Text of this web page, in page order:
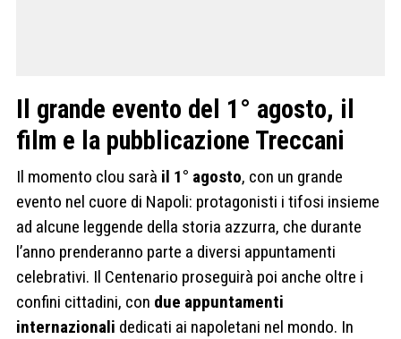
Il grande evento del 1° agosto, il
film e la pubblicazione Treccani
Il momento clou sarà il 1° agosto, con un grande
evento nel cuore di Napoli: protagonisti i tifosi insieme
ad alcune leggende della storia azzurra, che durante
l’anno prenderanno parte a diversi appuntamenti
celebrativi. Il Centenario proseguirà poi anche oltre i
confini cittadini, con due appuntamenti
internazionali dedicati ai napoletani nel mondo. In